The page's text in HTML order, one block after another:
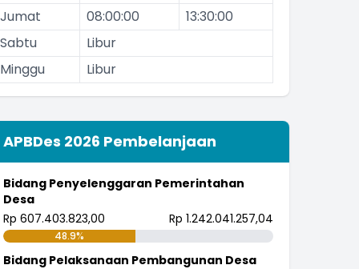
Jumat
08:00:00
13:30:00
Sabtu
Libur
Minggu
Libur
APBDes 2026 Pembelanjaan
Bidang Penyelenggaran Pemerintahan
Desa
Rp 607.403.823,00
Rp 1.242.041.257,04
48.9%
Bidang Pelaksanaan Pembangunan Desa